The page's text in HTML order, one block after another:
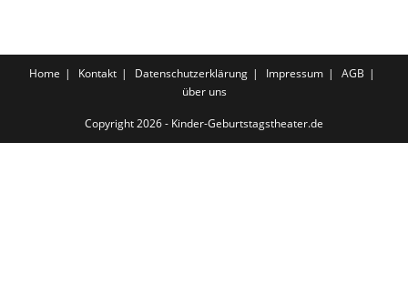
Home Kontakt Datenschutzerklärung Impressum
AGB
über uns
Copyright 2026 - Kinder-Geburtstagstheater.de